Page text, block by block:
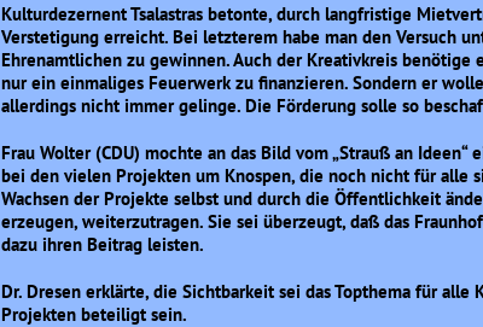
Kulturdezernent Tsalastras betonte, durch langfristige
Verstetigung erreicht. Bei letzterem habe man den Versuch
Ehrenamtlichen zu gewinnen. Auch der Kreativkreis
nur ein einmaliges Feuerwerk zu finanzieren. Sondern er
allerdings nicht immer gelinge. Die Förderung solle so
Frau Wolter (CDU) mochte an das Bild vom „Strauß an
bei den vielen Projekten um Knospen, die noch nicht für alle
Wachsen der Projekte selbst und durch die Öffentlichkeit
erzeugen, weiterzutragen. Sie sei überzeugt, daß das
dazu ihren Beitrag leisten.
Dr. Dresen erklärte, die Sichtbarkeit sei das Topthema für
Projekten beteiligt sein.